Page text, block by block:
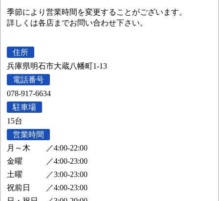
季節により営業時間を変更することがございます。
詳しくは各店までお問い合わせ下さい。
住所
兵庫県明石市大蔵八幡町1-13
電話番号
078-917-6634
駐車場
15台
営業時間
月～木
／4:00-22:00
金曜
／4:00-23:00
土曜
／3:00-23:00
祝前日
／4:00-23:00